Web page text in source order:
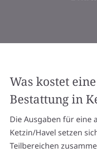
Was kostet
Bestattung in
Die Ausgaben für eine
Ketzin/Havel setzen
Teilbereichen